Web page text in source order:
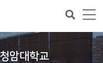
청암대학교